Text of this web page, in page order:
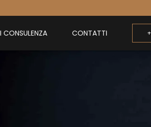
CONSULENZA CONTATTI